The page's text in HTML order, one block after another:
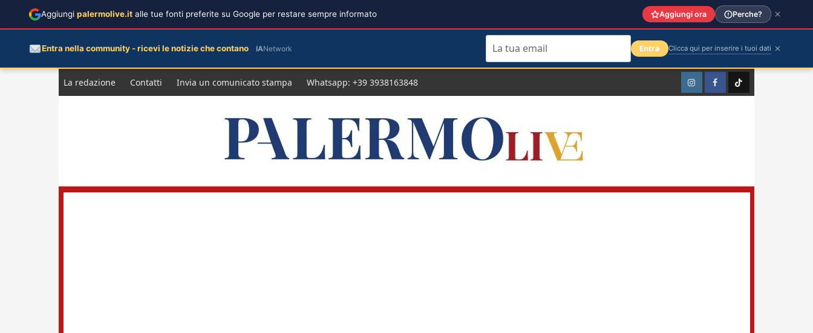
La redazione Contatti Invia un comunicato stampa Whatsapp: +39 3938163848 InstagramFacebookTikTok
Aggiungi palermolive.it alle tue fonti preferite su Google per restare sempre informato Aggiungi ora Perche?
Entra nella community - ricevi le notizie che contano IANetwork Entra Clicca qui per inserire i tuoi dati